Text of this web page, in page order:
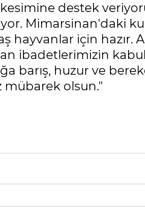
destek
Mimarsinan'daki
hayvanlar için hazır.
ibadetlerimizin kabul
barış, huzur ve
mübarek olsun."